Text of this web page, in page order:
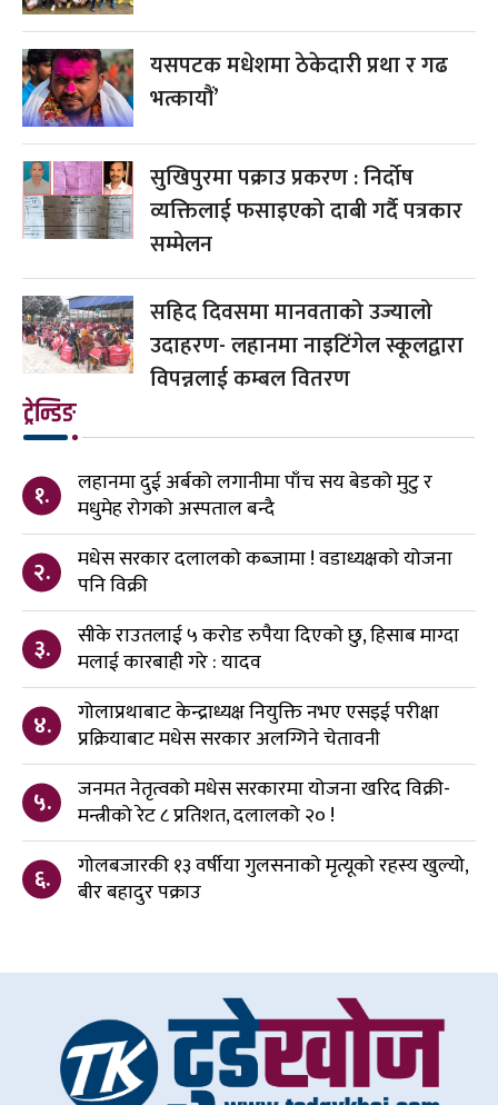
यसपटक मधेशमा ठेकेदारी प्रथा र गढ
भत्कायौं’
सुखिपुरमा पक्राउ प्रकरण : निर्दोष
व्यक्तिलाई फसाइएको दाबी गर्दै पत्रकार
सम्मेलन
सहिद दिवसमा मानवताको उज्यालो
उदाहरण- लहानमा नाइटिंगेल स्कूलद्वारा
विपन्नलाई कम्बल वितरण
ट्रेन्डिङ
१.
लहानमा दुई अर्बको लगानीमा पाँच सय बेडको मुटु र
मधुमेह रोगको अस्पताल बन्दै
२.
मधेस सरकार दलालको कब्जामा ! वडाध्यक्षको योजना
पनि विक्री
३.
सीके राउतलाई ५ करोड रुपैया दिएको छु, हिसाब माग्दा
मलाई कारबाही गरे : यादव
४.
गोलाप्रथाबाट केन्द्राध्यक्ष नियुक्ति नभए एसइई परीक्षा
प्रक्रियाबाट मधेस सरकार अलग्गिने चेतावनी
५.
जनमत नेतृत्वको मधेस सरकारमा योजना खरिद विक्री-
मन्त्रीको रेट ८ प्रतिशत, दलालको २० !
६.
गोलबजारकी १३ वर्षीया गुलसनाको मृत्यूको रहस्य खुल्यो,
बीर बहादुर पक्राउ